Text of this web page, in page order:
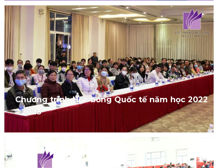
Chương trình Học bổng Quốc tế năm học 2022
– 2023